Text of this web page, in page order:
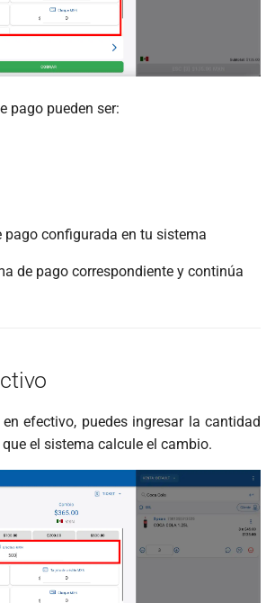
pago pueden ser:
pago configurada en tu sistema
de pago correspondiente y continúa
efectivo, puedes ingresar la cantidad
el sistema calcule el cambio.